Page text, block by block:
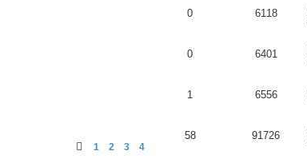
0 6118
0 6401
1 6556
1 2 3 4
58 91726